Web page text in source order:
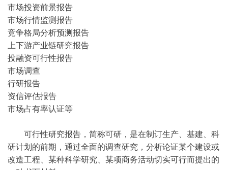
市场投资前景报告
市场行情监测报告
竞争格局分析预测报告
上下游产业链研究报告
投融资可行性报告
市场调查
行研报告
资信评估报告
市场占有率认证等
可行性研究报告，简称可研，是在制订生产、基建、科
研计划的前期，通过全面的调查研究，分析论证某个建设或
改造工程、某种科学研究、某项商务活动切实可行而提出的